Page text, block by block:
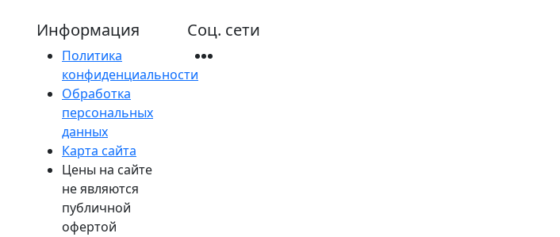
Информация
Политика
конфиденциальности
Обработка
персональных
данных
Карта сайта
Цены на сайте
не являются
публичной
офертой
Соц. сети